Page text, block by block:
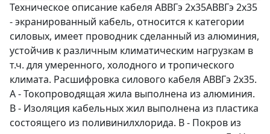
Техническое описание кабеля АВВГэ 2х35АВВГэ 2х35
- экранированный кабель, относится к категории
силовых, имеет проводник сделанный из алюминия,
устойчив к различным климатическим нагрузкам в
т.ч. для умеренного, холодного и тропического
климата. Расшифровка силового кабеля АВВГэ 2х35.
А - Токопроводящая жила выполнена из алюминия.
В - Изоляция кабельных жил выполнена из пластика
состоящего из поливинилхлорида. В - Покров из